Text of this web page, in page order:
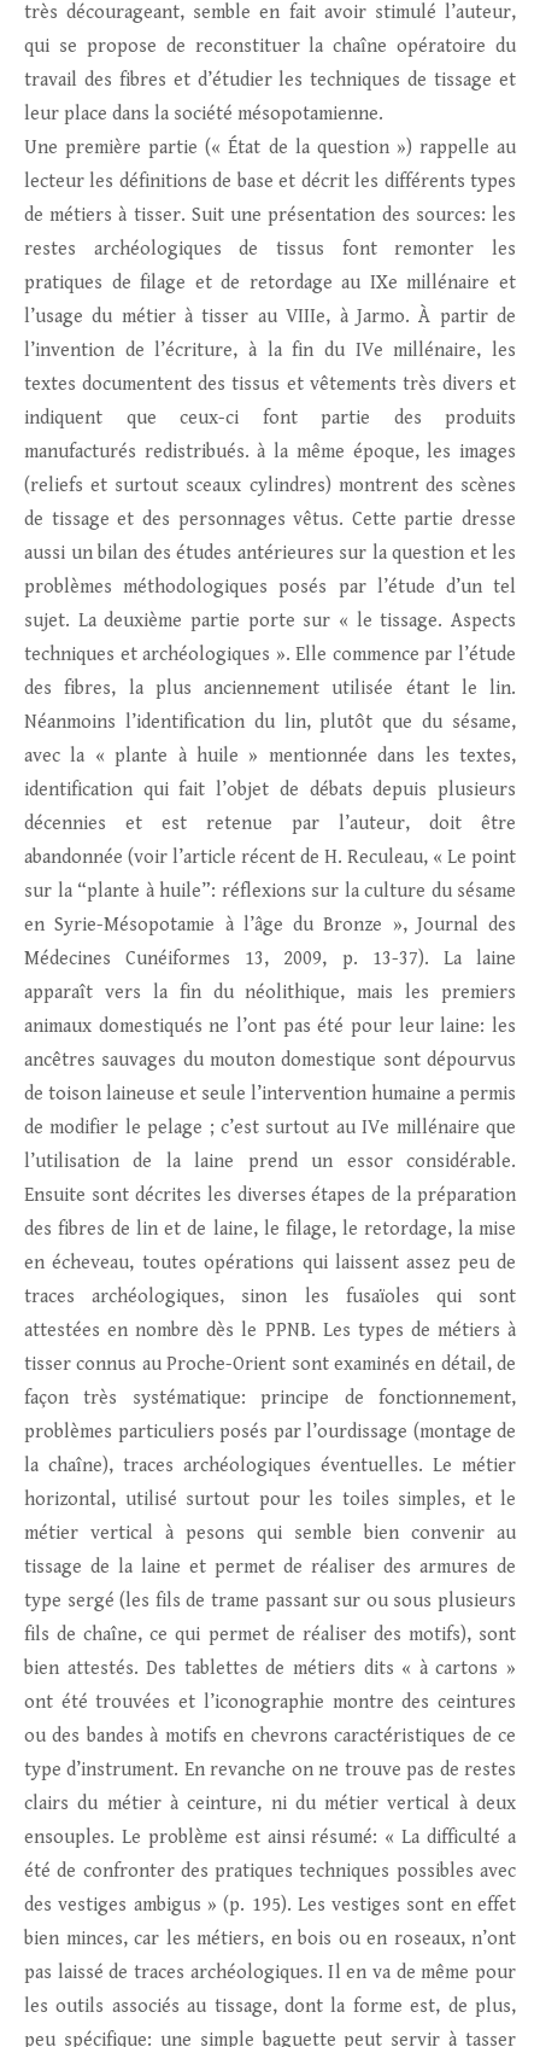
très décourageant, semble en fait avoir stimulé l’auteur,
qui se propose de reconstituer la chaîne opératoire du
travail des fibres et d’étudier les techniques de tissage et
leur place dans la société mésopotamienne.
Une première partie (« État de la question ») rappelle au
lecteur les définitions de base et décrit les différents types
de métiers à tisser. Suit une présentation des sources: les
restes archéologiques de tissus font remonter les
pratiques de filage et de retordage au IXe millénaire et
l’usage du métier à tisser au VIIIe, à Jarmo. À partir de
l’invention de l’écriture, à la fin du IVe millénaire, les
textes documentent des tissus et vêtements très divers et
indiquent que ceux-ci font partie des produits
manufacturés redistribués. à la même époque, les images
(reliefs et surtout sceaux cylindres) montrent des scènes
de tissage et des personnages vêtus. Cette partie dresse
aussi un bilan des études antérieures sur la question et les
problèmes méthodologiques posés par l’étude d’un tel
sujet. La deuxième partie porte sur « le tissage. Aspects
techniques et archéologiques ». Elle commence par l’étude
des fibres, la plus anciennement utilisée étant le lin.
Néanmoins l’identification du lin, plutôt que du sésame,
avec la « plante à huile » mentionnée dans les textes,
identification qui fait l’objet de débats depuis plusieurs
décennies et est retenue par l’auteur, doit être
abandonnée (voir l’article récent de H. Reculeau, « Le point
sur la “plante à huile”: réflexions sur la culture du sésame
en Syrie-Mésopotamie à l’âge du Bronze », Journal des
Médecines Cunéiformes 13, 2009, p. 13-37). La laine
apparaît vers la fin du néolithique, mais les premiers
animaux domestiqués ne l’ont pas été pour leur laine: les
ancêtres sauvages du mouton domestique sont dépourvus
de toison laineuse et seule l’intervention humaine a permis
de modifier le pelage ; c’est surtout au IVe millénaire que
l’utilisation de la laine prend un essor considérable.
Ensuite sont décrites les diverses étapes de la préparation
des fibres de lin et de laine, le filage, le retordage, la mise
en écheveau, toutes opérations qui laissent assez peu de
traces archéologiques, sinon les fusaïoles qui sont
attestées en nombre dès le PPNB. Les types de métiers à
tisser connus au Proche-Orient sont examinés en détail, de
façon très systématique: principe de fonctionnement,
problèmes particuliers posés par l’ourdissage (montage de
la chaîne), traces archéologiques éventuelles. Le métier
horizontal, utilisé surtout pour les toiles simples, et le
métier vertical à pesons qui semble bien convenir au
tissage de la laine et permet de réaliser des armures de
type sergé (les fils de trame passant sur ou sous plusieurs
fils de chaîne, ce qui permet de réaliser des motifs), sont
bien attestés. Des tablettes de métiers dits « à cartons »
ont été trouvées et l’iconographie montre des ceintures
ou des bandes à motifs en chevrons caractéristiques de ce
type d’instrument. En revanche on ne trouve pas de restes
clairs du métier à ceinture, ni du métier vertical à deux
ensouples. Le problème est ainsi résumé: « La difficulté a
été de confronter des pratiques techniques possibles avec
des vestiges ambigus » (p. 195). Les vestiges sont en effet
bien minces, car les métiers, en bois ou en roseaux, n’ont
pas laissé de traces archéologiques. Il en va de même pour
les outils associés au tissage, dont la forme est, de plus,
peu spécifique: une simple baguette peut servir à tasser